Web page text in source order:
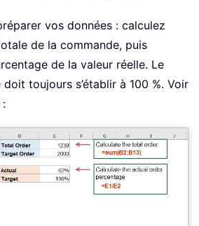
vos données : calculez
de la commande, puis
de la valeur réelle. Le
toujours s’établir à 100 %. Voir
: